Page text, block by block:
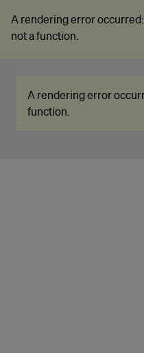
A rendering error occurred:
not a function
A rendering error occurred:
not a function.
A rendering error
function